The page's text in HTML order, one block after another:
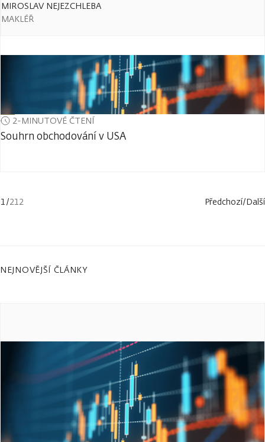
MIROSLAV NEJEZCHLEBA
MAKLÉŘ
2-MINUTOVÉ ČTENÍ
Souhrn obchodování v USA
1/212 Předchozí/Další
NEJNOVĚJŠÍ ČLÁNKY